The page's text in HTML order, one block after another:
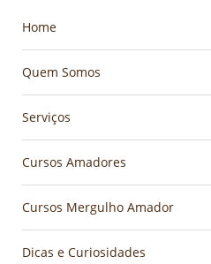
Home
Quem Somos
Serviços
Cursos Amadores
Cursos Mergulho Amador
Dicas e Curiosidades